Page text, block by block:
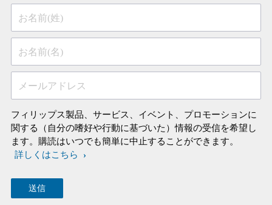
お名前(姓)
お名前(名)
メールアドレス
フィリップス製品、サービス、イベント、プロモーションに
関する（自分の嗜好や行動に基づいた）情報の受信を希望し
ます。購読はいつでも簡単に中止することができます。
詳しくはこちら